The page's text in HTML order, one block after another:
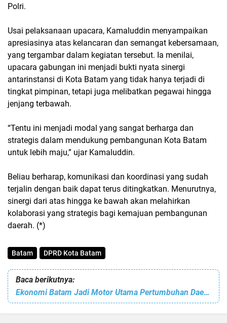
Polri.
Usai pelaksanaan upacara, Kamaluddin menyampaikan
apresiasinya atas kelancaran dan semangat kebersamaan,
yang tergambar dalam kegiatan tersebut. Ia menilai,
upacara gabungan ini menjadi bukti nyata sinergi
antarinstansi di Kota Batam yang tidak hanya terjadi di
tingkat pimpinan, tetapi juga melibatkan pegawai hingga
jenjang terbawah.
“Tentu ini menjadi modal yang sangat berharga dan
strategis dalam mendukung pembangunan Kota Batam
untuk lebih maju,” ujar Kamaluddin.
Beliau berharap, komunikasi dan koordinasi yang sudah
terjalin dengan baik dapat terus ditingkatkan. Menurutnya,
sinergi dari atas hingga ke bawah akan melahirkan
kolaborasi yang strategis bagi kemajuan pembangunan
daerah. (*)
Batam DPRD Kota Batam
Baca berikutnya:
Ekonomi Batam Jadi Motor Utama Pertumbuhan Daerah Kepulauan Riau